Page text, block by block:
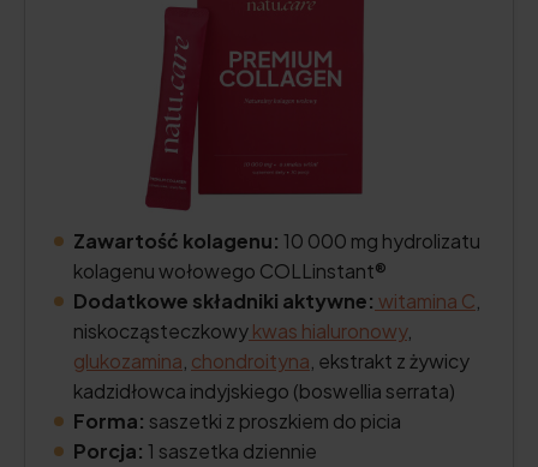
Zawartość kolagenu: 10 000 mg hydrolizatu
kolagenu wołowego COLLinstant®
Dodatkowe składniki aktywne: witamina C
niskocząsteczkowykwas hialuronowy,
glukozamina chondroityna , ekstrakt z żywicy
kadzidłowca indyjskiego (boswellia serrata)
Forma: saszetki z proszkiem do picia
Porcja: 1 saszetka dziennie